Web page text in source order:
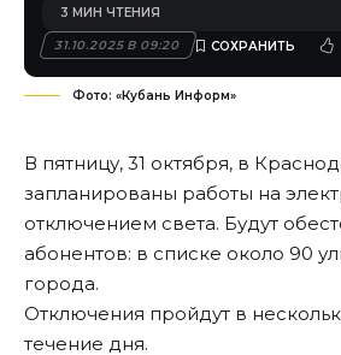
31.10.2025 В 09:20
3 МИН ЧТЕНИЯ
Фото: «Кубань Информ»
В пятницу, 31 октября, в
запланированы работы на
отключением света. Будут
абонентов: в списке около 90
города.
Отключения пройдут в
течение дня.